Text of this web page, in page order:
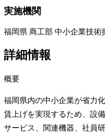
実施機関
福岡県 商工部 中小企業技術
詳細情報
概要
福岡県内の中小企業が省力
賃上げを実現するため、設
サービス、関連機器、社員